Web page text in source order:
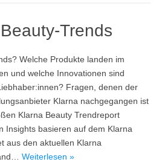
Trends
Welche Produkte landen im
und welche Innovationen sind
Fragen, denen der
Klarna nachgegangen ist
Klarna Beauty Trendreport
Insights basieren auf dem Klarna
aus den aktuellen Klarna
Weiterlesen »